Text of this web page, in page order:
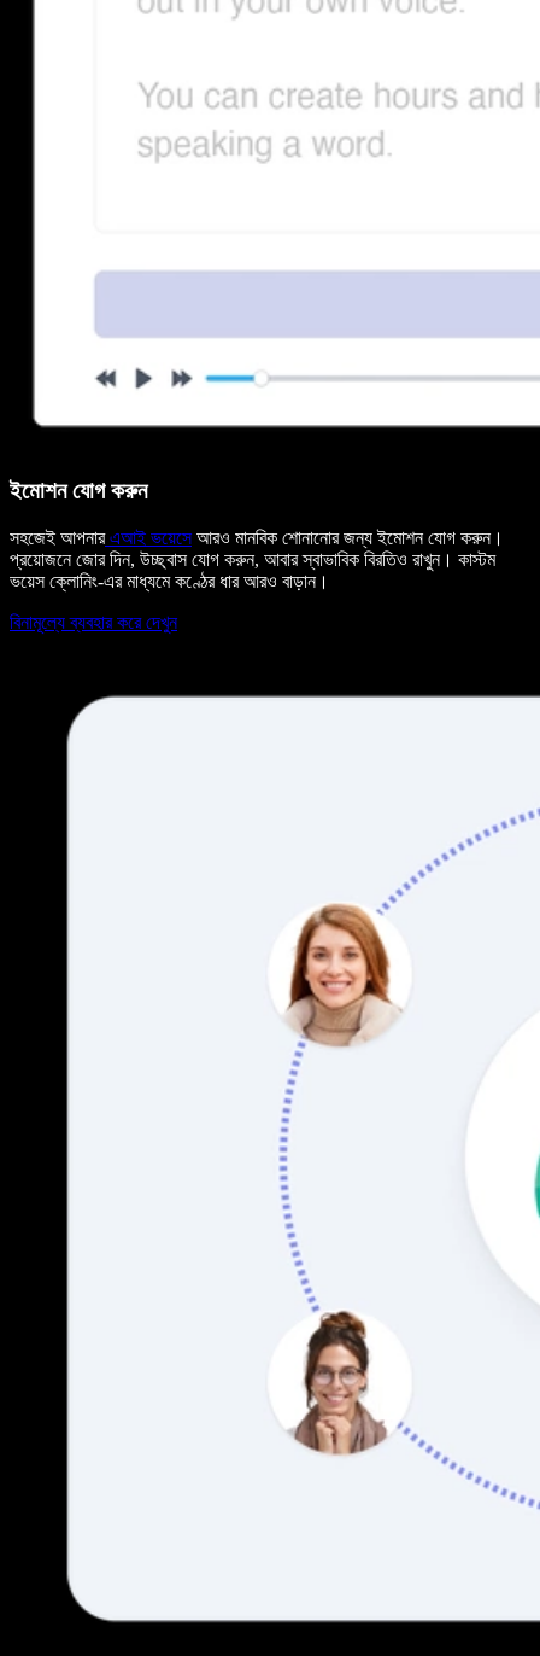
ইমোশন যোগ করুন
সহজেই আপনারএআই ভয়েসেআরও মানবিক শোনানোর জন্য ইমোশন যোগ করুন।
প্রয়োজনে জোর দিন, উচ্ছ্বাস যোগ করুন, আবার স্বাভাবিক বিরতিও রাখুন। কাস্টম
ভয়েস ক্লোনিং-এর মাধ্যমে কণ্ঠের ধার আরও বাড়ান।
বিনামূল্যে ব্যবহার করে দেখুন